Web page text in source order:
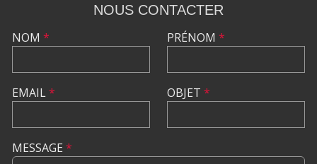
NOUS CONTACTER
NOM *
EMAIL*
PRÉNOM *
OBJET *
MESSAGE *